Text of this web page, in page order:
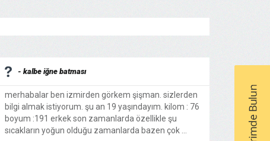
- kalbe iğne batması
merhabalar ben izmirden görkem şişman. sizlerden
bilgi almak istiyorum. şu an 19 yaşındayım. kilom : 76
boyum :191 erkek son zamanlarda özellikle şu
sıcakların yoğun olduğu zamanlarda bazen çok ...